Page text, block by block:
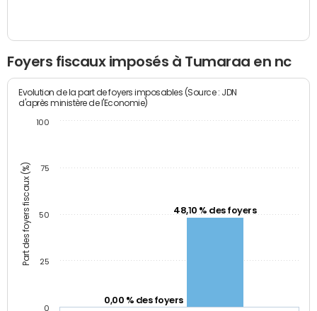
Foyers fiscaux imposés à Tumaraa en nc
Part des foyers fiscaux (%)
Evolution de la part de foyers imposables (Source : JDN
d'après ministère de l'Economie)
0,00 % des foyers
48,10 % des foyers
0
25
50
75
100